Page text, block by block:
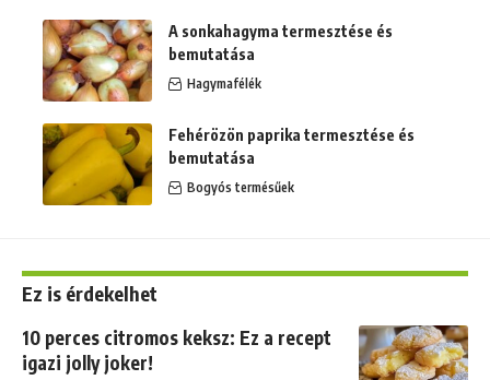
A sonkahagyma termesztése és
bemutatása
Hagymafélék
Fehérözön paprika termesztése és
bemutatása
Bogyós termésűek
Ez is érdekelhet
10 perces citromos keksz: Ez a recept
igazi jolly joker!